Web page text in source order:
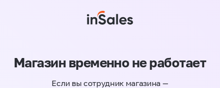
Магазин временно не работает
Если вы сотрудник магазина —